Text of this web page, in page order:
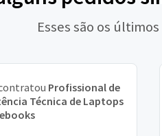
Esses são os
Profissional de
Técnica de Laptops